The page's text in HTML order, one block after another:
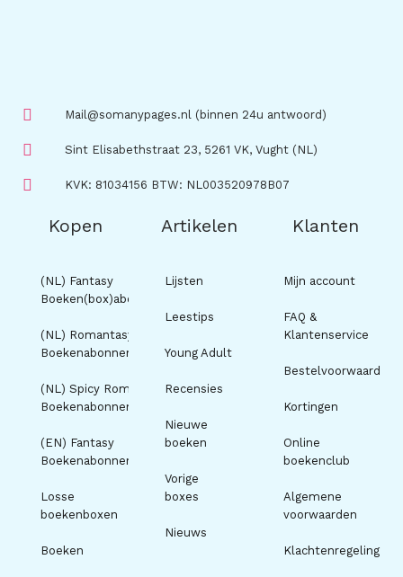
Mail@somanypages.nl (binnen 24u antwoord)
Sint Elisabethstraat 23, 5261 VK, Vught (NL)
KVK: 81034156 BTW: NL003520978B07
Kopen
(NL) Fantasy
Boeken(box)abonnement
(NL) Romantasy
Boekenabonnement
(NL) Spicy Romance
Boekenabonnement
(EN) Fantasy
Boekenabonnement
Losse
boekenboxen
Boeken
Artikelen
Lijsten
Leestips
Young Adult
Recensies
Nieuwe
boeken
Vorige
boxes
Nieuws
Klanten
Mijn account
FAQ &
Klantenservice
Bestelvoorwaarden
Kortingen
Online
boekenclub
Algemene
voorwaarden
Klachtenregeling